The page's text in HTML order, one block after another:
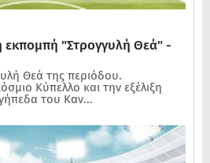
εκπομπή "Στρογγυλή Θεά" -
Θεά της περιόδου.
Κύπελλο και την εξέλιξη
του Καν...